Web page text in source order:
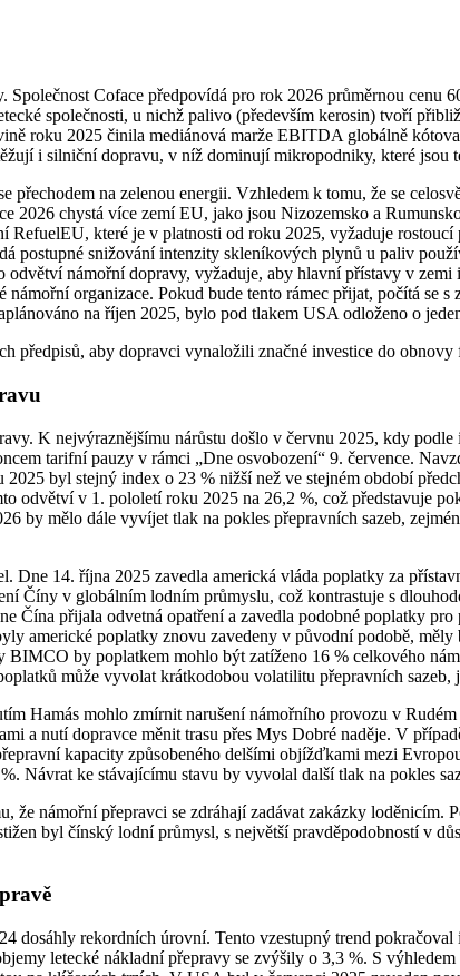
Coface předpovídá pro rok 2026 průměrnou cenu
společnosti, u nichž palivo (především kerosin) tvoří
roku 2025 činila mediánová marže EBITDA globálně
i silniční dopravu, v níž dominují mikropodniky, které jsou
na zelenou energii. Vzhledem k tomu, že se
chystá více zemí EU, jako jsou Nizozemsko a
které je v platnosti od roku 2025, vyžaduje
postupné snižování intenzity skleníkových plynů u paliv
odvětví námořní dopravy, vyžaduje, aby hlavní přístavy v
organizace. Pokud bude tento rámec přijat, počítá se
na říjen 2025, bylo pod tlakem USA odloženo o
předpisů, aby dopravci vynaložili značné investice do
K nejvýraznějšímu nárůstu došlo v červnu 2025, kdy
tarifní pauzy v rámci „Dne osvobození“ 9. července.
byl stejný index o 23 % nižší než ve stejném období
odvětví v 1. pololetí roku 2025 na 26,2 %, což představuje
by mělo dále vyvíjet tlak na pokles přepravních sazeb,
Dne 14. října 2025 zavedla americká vláda poplatky za
Číny v globálním lodním průmyslu, což kontrastuje s
Čína přijala odvetná opatření a zavedla podobné poplatky
americké poplatky znovu zavedeny v původní podobě, měly
BIMCO by poplatkem mohlo být zatíženo 16 % celkového
může vyvolat krátkodobou volatilitu přepravních
Hamás mohlo zmírnit narušení námořního provozu v
a nutí dopravce měnit trasu přes Mys Dobré naděje. V
kapacity způsobeného delšími objížďkami mezi
Návrat ke stávajícímu stavu by vyvolal další tlak na pokles
námořní přepravci se zdráhají zadávat zakázky loděnicím.
byl čínský lodní průmysl, s největší pravděpodobností v
dosáhly rekordních úrovní. Tento vzestupný trend
letecké nákladní přepravy se zvýšily o 3,3 %. S